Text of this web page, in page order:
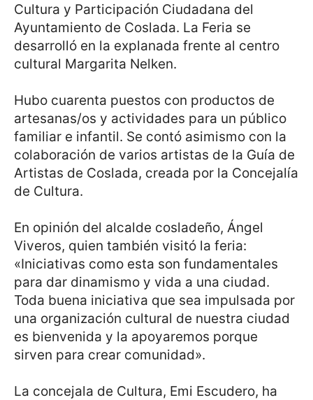
Cultura y Participación Ciudadana del
Ayuntamiento de Coslada. La Feria se
desarrolló en la explanada frente al centro
cultural Margarita Nelken.
Hubo cuarenta puestos con productos de
artesanas/os y actividades para un público
familiar e infantil. Se contó asimismo con la
colaboración de varios artistas de la Guía de
Artistas de Coslada, creada por la Concejalía
de Cultura.
En opinión del alcalde cosladeño, Ángel
Viveros, quien también visitó la feria:
«Iniciativas como esta son fundamentales
para dar dinamismo y vida a una ciudad.
Toda buena iniciativa que sea impulsada por
una organización cultural de nuestra ciudad
es bienvenida y la apoyaremos porque
sirven para crear comunidad».
La concejala de Cultura, Emi Escudero, ha